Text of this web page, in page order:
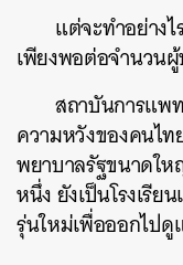
แต่จะทำอย่าง
เพียงพอต่อจำนวน
สถาบันการแพ
ความหวังของคนไท
พยาบาลรัฐขนาดใ
หนึ่ง ยังเป็นโรงเรี
รุ่นใหม่เพื่อออกไป